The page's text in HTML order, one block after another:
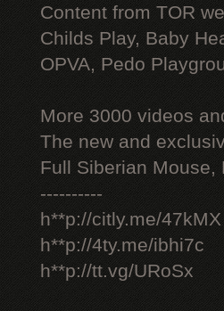
Content from TOR
Childs Play, Baby
OPVA, Pedo
More 3000 videos
The new and
Full Siberian
----------
h**p://citly.me/47kMX
h**p://4ty.me/ibhi7c
h**p://tt.vg/URoSx